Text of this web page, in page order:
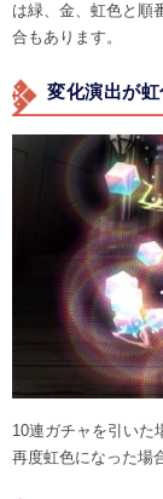
は緑、金、虹色と順
合もあります。
変化演出が
10連ガチャを引いた
再度虹色になった場